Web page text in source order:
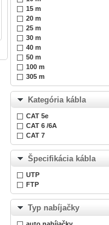
15 m
20 m
25 m
30 m
40 m
50 m
100 m
305 m
Kategória kábla
CAT 5e
CAT 6 /6A
CAT 7
Špecifikácia kábla
UTP
FTP
Typ nabíjačky